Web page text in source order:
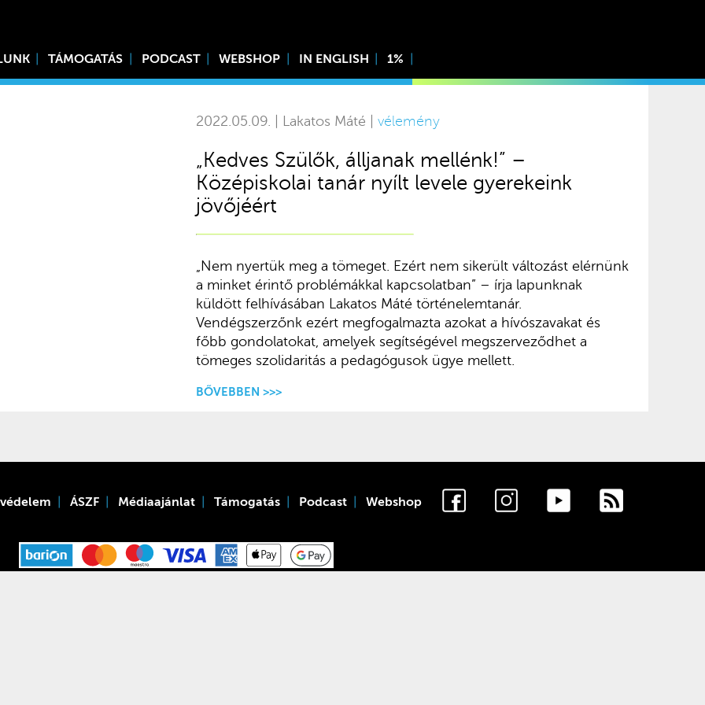
TÁMOGATÁS PODCAST WEBSHOP IN ENGLISH 1%
2022.05.09. | Lakatos Máté | vélemény
„Kedves Szülők, álljanak mellénk!” –
Középiskolai tanár nyílt levele gyerekeink
jövőjéért
„Nem nyertük meg a tömeget. Ezért nem sikerült változást elérnünk
a minket érintő problémákkal kapcsolatban” – írja lapunknak
küldött felhívásában Lakatos Máté történelemtanár.
Vendégszerzőnk ezért megfogalmazta azokat a hívószavakat és
főbb gondolatokat, amelyek segítségével megszerveződhet a
tömeges szolidaritás a pedagógusok ügye mellett.
BŐVEBBEN >>>
ÁSZF Médiaajánlat Támogatás Podcast Webshop